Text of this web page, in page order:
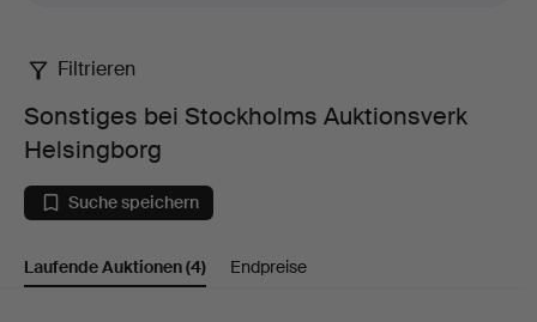
Sonstiges
bei
Stockholms
Auktionsverk
Filtrieren
Sonstiges bei Stockholms Auktionsverk
Helsingborg
Suche speichern
Laufende Auktionen(4) Endpreise